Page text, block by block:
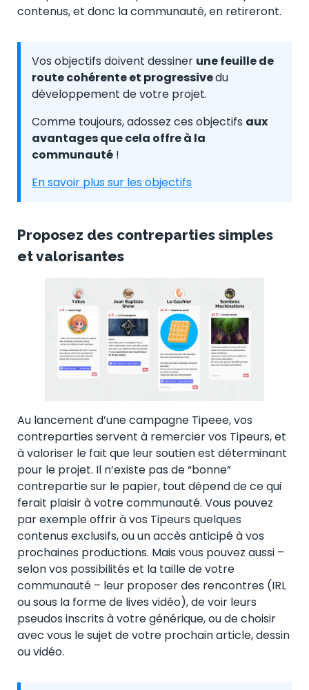
contenus, et donc la communauté, en retireront.
Vos objectifs doivent dessiner une feuille de
route cohérente et progressivedu
développement de votre projet.
Comme toujours, adossez ces objectifs aux
avantages que cela offre à la
communauté !
En savoir plus sur les objectifs
Proposez des contreparties simples
et valorisantes
Au lancement d’une campagne Tipeee, vos
contreparties servent à remercier vos Tipeurs, et
à valoriser le fait que leur soutien est déterminant
pour le projet. Il n’existe pas de “bonne”
contrepartie sur le papier, tout dépend de ce qui
ferait plaisir à votre communauté. Vous pouvez
par exemple offrir à vos Tipeurs quelques
contenus exclusifs, ou un accès anticipé à vos
prochaines productions. Mais vous pouvez aussi –
selon vos possibilités et la taille de votre
communauté – leur proposer des rencontres (IRL
ou sous la forme de lives vidéo), de voir leurs
pseudos inscrits à votre générique, ou de choisir
avec vous le sujet de votre prochain article, dessin
ou vidéo.